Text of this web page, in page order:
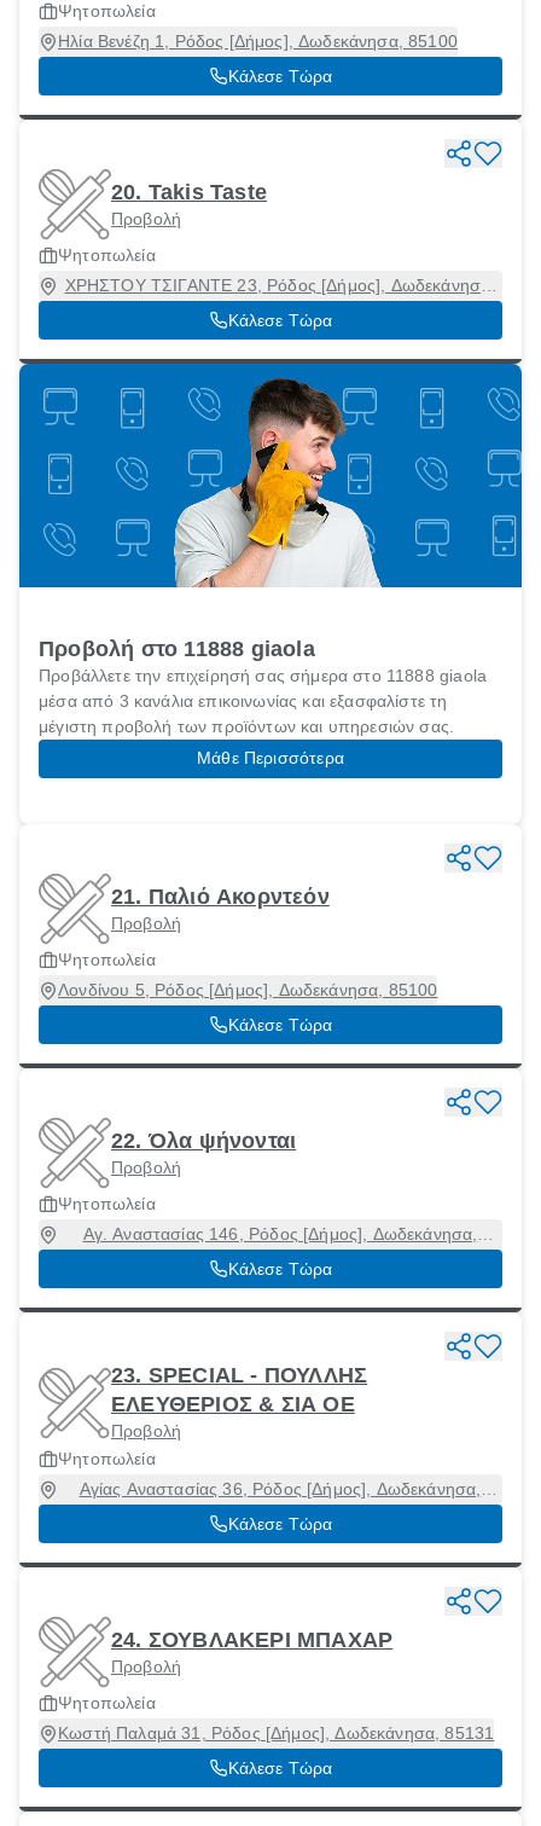
Ψητοπωλεία
Ηλία Βενέζη 1, Ρόδος [Δήμος], Δωδεκάνησα, 85100
Κάλεσε Τώρα
20. Takis Taste
Προβολή
Ψητοπωλεία
ΧΡΗΣΤΟΥ ΤΣΙΓΑΝΤΕ 23, Ρόδος [Δήμος], Δωδεκάνησα,
85100
Κάλεσε Τώρα
Προβολή στο 11888 giaola
Προβάλλετε την επιχείρησή σας σήμερα στο 11888 giaola
μέσα από 3 κανάλια επικοινωνίας και εξασφαλίστε τη
μέγιστη προβολή των προϊόντων και υπηρεσιών σας.
Μάθε Περισσότερα
21. Παλιό Ακορντεόν
Προβολή
Ψητοπωλεία
Λονδίνου 5, Ρόδος [Δήμος], Δωδεκάνησα, 85100
Κάλεσε Τώρα
22. Όλα ψήνονται
Προβολή
Ψητοπωλεία
Αγ. Αναστασίας 146, Ρόδος [Δήμος], Δωδεκάνησα,
85100
Κάλεσε Τώρα
23. SPECIAL - ΠΟΥΛΛΗΣ
ΕΛΕΥΘΕΡΙΟΣ & ΣΙΑ ΟΕ
Προβολή
Ψητοπωλεία
Αγίας Αναστασίας 36, Ρόδος [Δήμος], Δωδεκάνησα,
85100
Κάλεσε Τώρα
24. ΣΟΥΒΛΑΚΕΡΙ ΜΠΑΧΑΡ
Προβολή
Ψητοπωλεία
Κωστή Παλαμά 31, Ρόδος [Δήμος], Δωδεκάνησα, 85131
Κάλεσε Τώρα